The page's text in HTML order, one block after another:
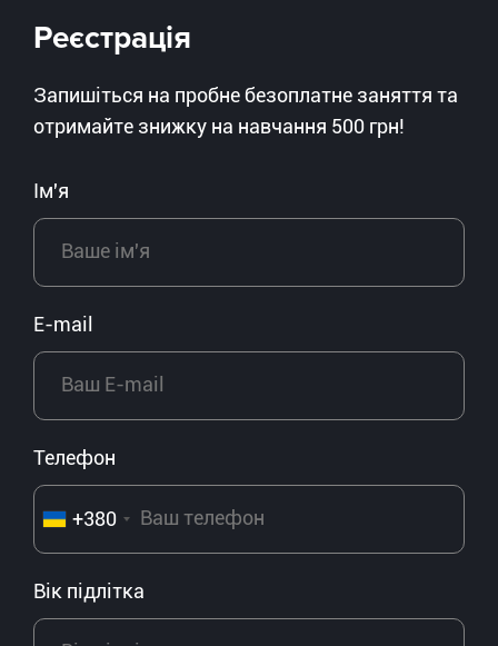
Реєстрація
Запишіться на пробне безоплатне заняття та
отримайте знижку на навчання 500 грн!
Ім'я
E-mail
Телефон
+380
Вік підлітка